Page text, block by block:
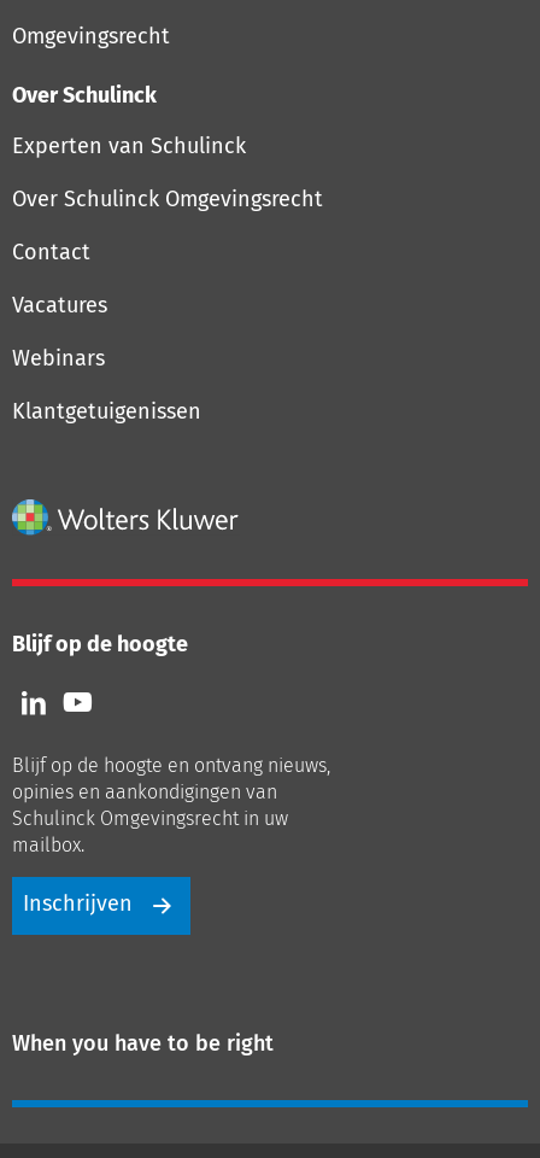
Omgevingsrecht
Over Schulinck
Experten van Schulinck
Over Schulinck Omgevingsrecht
Contact
Vacatures
Webinars
Klantgetuigenissen
Blijf op de hoogte
Volg
ons
LinkedIn
Volg
ons
Youtube
Blijf op de hoogte en ontvang nieuws,
opinies en aankondigingen van
Schulinck Omgevingsrecht in uw
mailbox.
Inschrijven
When you have to be right